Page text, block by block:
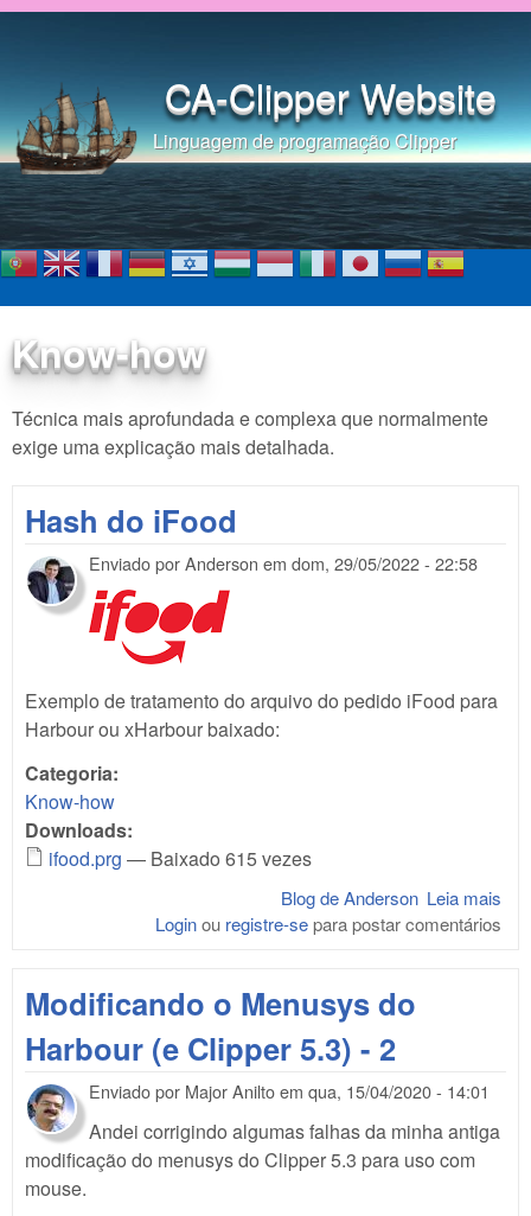
Pular para o conteúdo
CA-Clipper Website
Linguagem de programação Clipper
Know-how
Técnica mais aprofundada e complexa que normalmente
exige uma explicação mais detalhada.
Hash do iFood
Enviado porAnderson em dom, 29/05/2022 - 22:58
Exemplo de tratamento do arquivo do pedido iFood para
Harbour ou xHarbour baixado:
Categoria:
Know-how
Downloads:
ifood.prg — Baixado 615 vezes
Leia mais
Blog de Anderson
Loginou registre-separa postar comentários
Modificando o Menusys do
Harbour (e Clipper 5.3) - 2
Enviado por Major Aniltoem qua, 15/04/2020 - 14:01
Andei corrigindo algumas falhas da minha antiga
modificação do menusys do Clipper 5.3 para uso com
mouse.